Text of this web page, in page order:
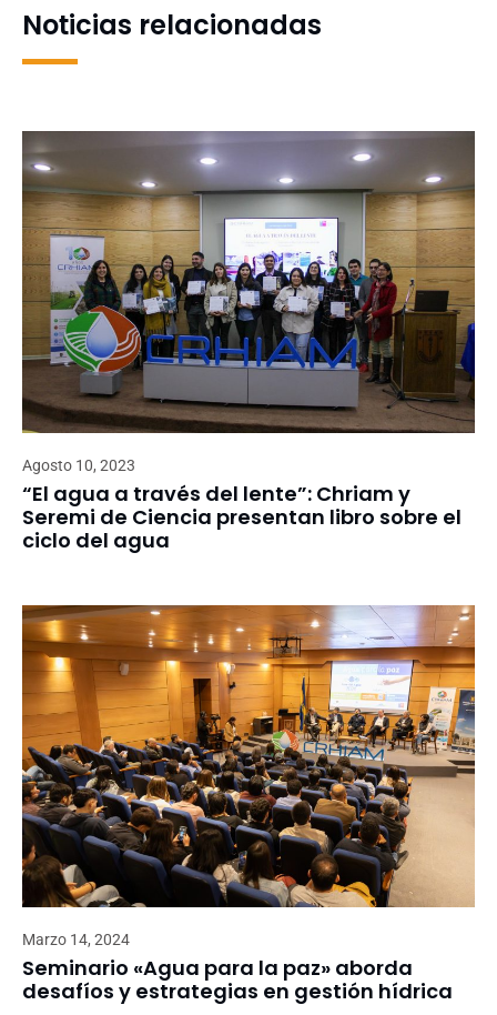
Noticias relacionadas
Agosto 10, 2023
“El agua a través del lente”: Chriam y
Seremi de Ciencia presentan libro sobre el
ciclo del agua
Marzo 14, 2024
Seminario «Agua para la paz» aborda
desafíos y estrategias en gestión hídrica